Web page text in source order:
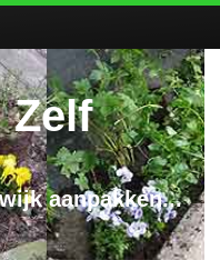
Zelf
aanpakken...